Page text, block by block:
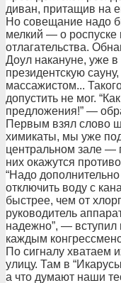
диван, притащив на
Но совещание надо
мелкий — о роспуске
отлагательства.
Доул накануне, уже
президентскую
массажистом...
допустить не мог.
предложения!” —
Первым взял слово
химикаты, мы уже
центральном зале —
них окажутся
“Надо
отключить воду с
быстрее, чем от
руководитель
надежно”, —
каждым
По сигналу хватаем
улицу. Там в
а что думают наши